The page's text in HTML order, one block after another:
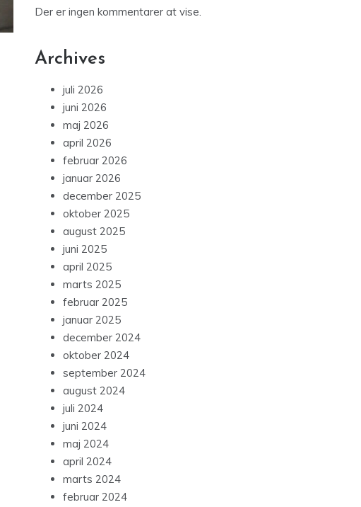
Der er ingen kommentarer at vise.
Archives
juli 2026
juni 2026
maj 2026
april 2026
februar 2026
januar 2026
december 2025
oktober 2025
august 2025
juni 2025
april 2025
marts 2025
februar 2025
januar 2025
december 2024
oktober 2024
september 2024
august 2024
juli 2024
juni 2024
maj 2024
april 2024
marts 2024
februar 2024